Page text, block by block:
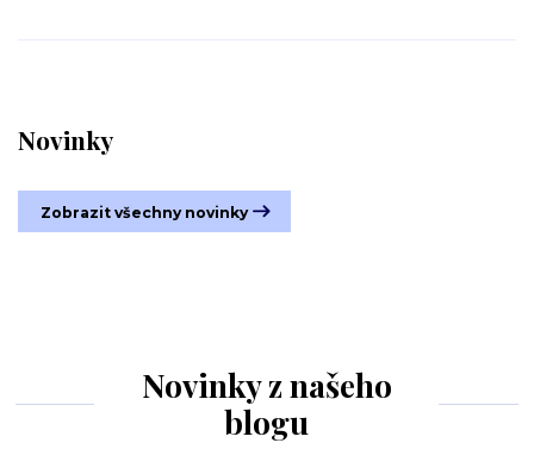
Novinky
Zobrazit všechny novinky
Novinky z našeho
blogu